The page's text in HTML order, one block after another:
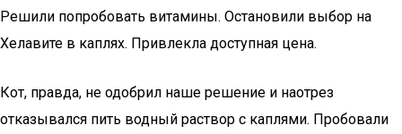
Решили попробовать витамины. Остановили выбор на
Хелавите в каплях. Привлекла доступная цена.
Кот, правда, не одобрил наше решение и наотрез
отказывался пить водный раствор с каплями. Пробовали